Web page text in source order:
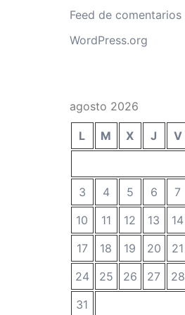
Feed de comentarios
WordPress.org
agosto 2026
L M X J V
3
4 5 6 7
10
11 12 13 14
17
18 19 20 21
24
25 26 27 28
31